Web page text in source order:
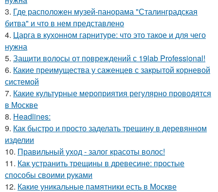
3. Где расположен музей-панорама "Сталинградская
битва" и что в нем представлено
4. Царга в кухонном гарнитуре: что это такое и для чего
нужна
5. Защити волосы от повреждений с 19lab Professional!
6. Какие преимущества у саженцев с закрытой корневой
системой
7. Какие культурные мероприятия регулярно проводятся
в Москве
8. Headlines:
9. Как быстро и просто заделать трещину в деревянном
изделии
10. Правильный уход - залог красоты волос!
11. Как устранить трещины в древесине: простые
способы своими руками
12. Какие уникальные памятники есть в Москве